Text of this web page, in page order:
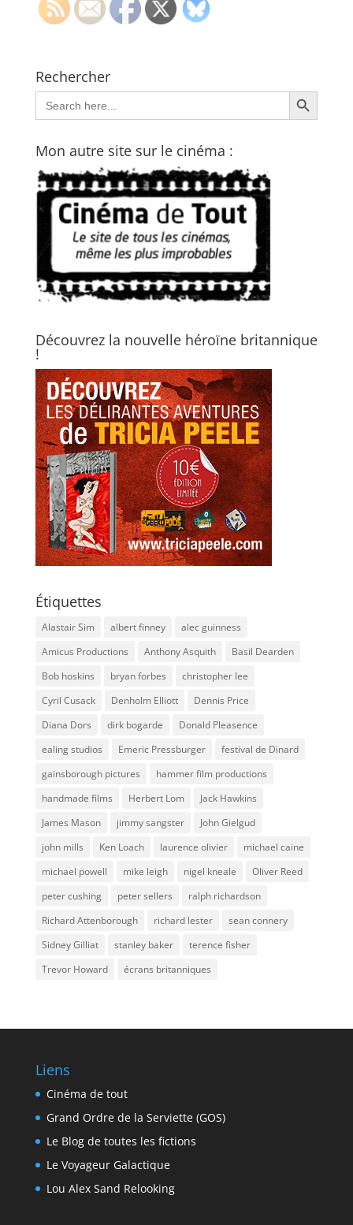
Rechercher
Search
for:
Search Button
Mon autre site sur le cinéma :
Découvrez la nouvelle héroïne britannique
!
Étiquettes
Alastair Sim albert finney
alec guinness
Amicus Productions
Anthony Asquith
Basil Dearden
Bob hoskins
bryan forbes
christopher lee
Cyril Cusack
Denholm Elliott
Dennis Price
Diana Dors
dirk bogarde
Donald Pleasence
ealing studios
Emeric Pressburger
festival de Dinard
gainsborough pictures
hammer film productions
handmade films
Herbert Lom
Jack Hawkins
James Mason
jimmy sangster
John Gielgud
john mills
Ken Loach laurence olivier
michael caine
michael powell
mike leigh nigel kneale
Oliver Reed
peter cushing
peter sellers
ralph richardson
Richard Attenborough
richard lester
sean connery
Sidney Gilliat
stanley baker
terence fisher
Trevor Howard
écrans britanniques
Liens
Cinéma de tout
Grand Ordre de la Serviette (GOS)
Le Blog de toutes les fictions
Le Voyageur Galactique
Lou Alex Sand Relooking